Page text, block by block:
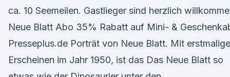
ca. 10 Seemeilen. Gastlieger sind herzlich
Neue Blatt Abo 35% Rabatt auf Mini- &
Presseplus.de Porträt von Neue Blatt. Mit
Erscheinen im Jahr 1950, ist das Das Neue Blatt so